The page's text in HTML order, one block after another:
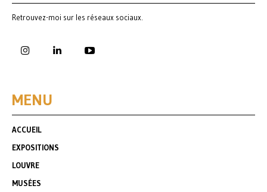
Retrouvez-moi sur les réseaux sociaux.
MENU
ACCUEIL
EXPOSITIONS
LOUVRE
MUSÉES